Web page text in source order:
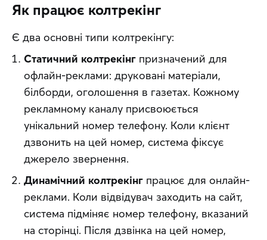
Як працює колтрекінг
Є два основні типи колтрекінгу:
Статичний колтрекінг призначений для
офлайн-реклами: друковані матеріали,
білборди, оголошення в газетах. Кожному
рекламному каналу присвоюється
унікальний номер телефону. Коли клієнт
дзвонить на цей номер, система фіксує
джерело звернення.
Динамічний колтрекінг працює для онлайн-
реклами. Коли відвідувач заходить на сайт,
система підміняє номер телефону, вказаний
на сторінці. Після дзвінка на цей номер,